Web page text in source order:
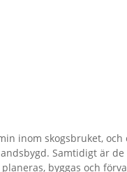
inom skogsbruket,
Samtidigt är
byggas och